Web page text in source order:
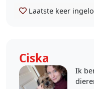
Laatste keer
Ciska
Ik